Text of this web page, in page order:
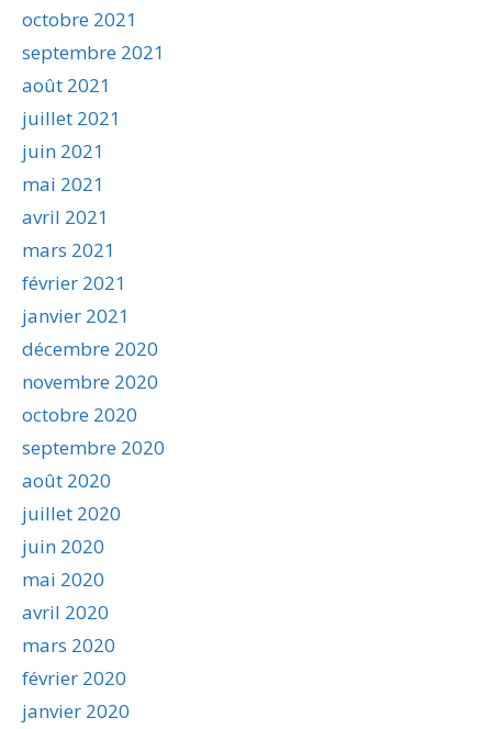
octobre 2021
septembre 2021
août 2021
juillet 2021
juin 2021
mai 2021
avril 2021
mars 2021
février 2021
janvier 2021
décembre 2020
novembre 2020
octobre 2020
septembre 2020
août 2020
juillet 2020
juin 2020
mai 2020
avril 2020
mars 2020
février 2020
janvier 2020